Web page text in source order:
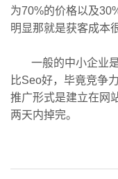
为70%的价格以及
明显那就是获客成本
一般的中小企业
比Seo好，毕竟竞争
推广形式是建立在网
两天内掉完。